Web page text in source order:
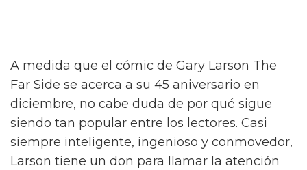
A medida que el cómic de Gary Larson The
Far Side se acerca a su 45 aniversario en
diciembre, no cabe duda de por qué sigue
siendo tan popular entre los lectores. Casi
siempre inteligente, ingenioso y conmovedor,
Larson tiene un don para llamar la atención